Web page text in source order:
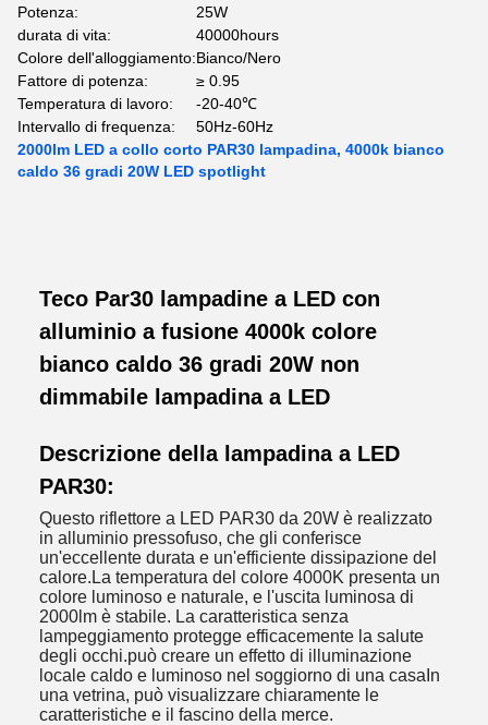
Potenza:
25W
durata di vita:
40000hours
Colore dell'alloggiamento:Bianco/Nero
Fattore di potenza:
≥ 0.95
Temperatura di lavoro:
-20-40℃
Intervallo di frequenza:
50Hz-60Hz
2000lm LED a collo corto PAR30 lampadina, 4000k bianco
caldo 36 gradi 20W LED spotlight
Teco Par30 lampadine a LED con
alluminio a fusione 4000k colore
bianco caldo 36 gradi 20W non
dimmabile lampadina a LED
Descrizione della lampadina a LED
PAR30:
Questo riflettore a LED PAR30 da 20W è realizzato
in alluminio pressofuso, che gli conferisce
un'eccellente durata e un'efficiente dissipazione del
calore.La temperatura del colore 4000K presenta un
colore luminoso e naturale, e l'uscita luminosa di
2000lm è stabile. La caratteristica senza
lampeggiamento protegge efficacemente la salute
degli occhi.può creare un effetto di illuminazione
locale caldo e luminoso nel soggiorno di una casaIn
una vetrina, può visualizzare chiaramente le
caratteristiche e il fascino della merce.